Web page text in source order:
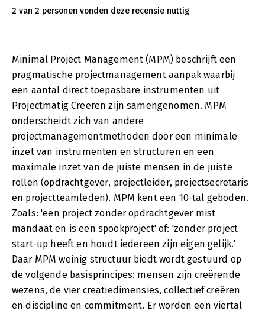
2 van 2 personen vonden deze recensie nuttig
Minimal Project Management (MPM) beschrijft een
pragmatische projectmanagement aanpak waarbij
een aantal direct toepasbare instrumenten uit
Projectmatig Creeren zijn samengenomen. MPM
onderscheidt zich van andere
projectmanagementmethoden door een minimale
inzet van instrumenten en structuren en een
maximale inzet van de juiste mensen in de juiste
rollen (opdrachtgever, projectleider, projectsecretaris
en projectteamleden). MPM kent een 10-tal geboden.
Zoals: 'een project zonder opdrachtgever mist
mandaat en is een spookproject' of: 'zonder project
start-up heeft en houdt iedereen zijn eigen gelijk.'
Daar MPM weinig structuur biedt wordt gestuurd op
de volgende basisprincipes: mensen zijn creërende
wezens, de vier creatiedimensies, collectief creëren
en discipline en commitment. Er worden een viertal